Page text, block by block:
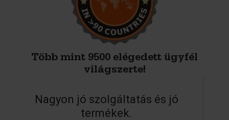
Több mint 9500 elégedett ügyfél
világszerte!
Nagyon jó szolgáltatás és jó
termékek.